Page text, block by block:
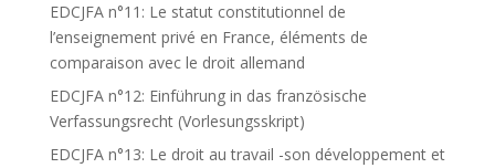
EDCJFA n°11: Le statut constitutionnel de
l’enseignement privé en France, éléments de
comparaison avec le droit allemand
EDCJFA n°12: Einführung in das französische
Verfassungsrecht (Vorlesungsskript)
EDCJFA n°13: Le droit au travail -son développement et